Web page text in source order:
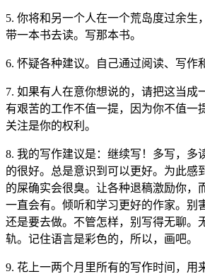
5. 你将和另一个人在一个荒岛度过余生
带一本书去读。写那本书。
6. 怀疑各种建议。自己通过阅读、写作
7. 如果有人在意你想说的，请把这当成
有艰苦的工作不值一提，因为你不值一
关注是你的权利。
8. 我的写作建议是：继续写！多写，多
的很好。总是意识到可以更好。为此感
的屎确实会很臭。让各种退稿激励你
一直会有。倾听和学习更好的作家。别
还是要去做。不管怎样，别写得无聊。
轨。记住语言是彩色的，所以，画吧。
9. 花上一两个月里所有的写作时间，用